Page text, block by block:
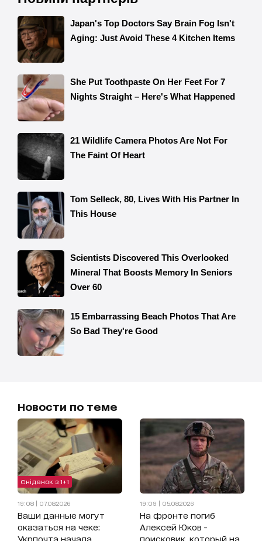
Новости по теме
Сніданок з 1+1
19:08 | 07.08.2026
Ваши данные могут
оказаться на чеке:
Укрпочта начала
19:09 | 05.08.2026
На фронте погиб
Алексей Юков -
поисковик, который на